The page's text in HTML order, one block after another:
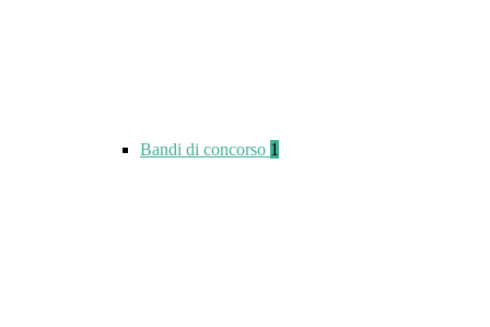
Bandi di concorso 1